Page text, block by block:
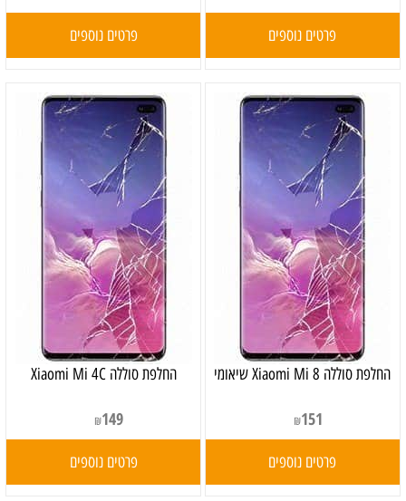
פרטים נוספים פרטים נוספים
‏החלפת סוללה Xiaomi Mi 8 שיאומי
₪151
פרטים נוספים
החלפת סוללה Xiaomi Mi 4C
₪149
פרטים נוספים